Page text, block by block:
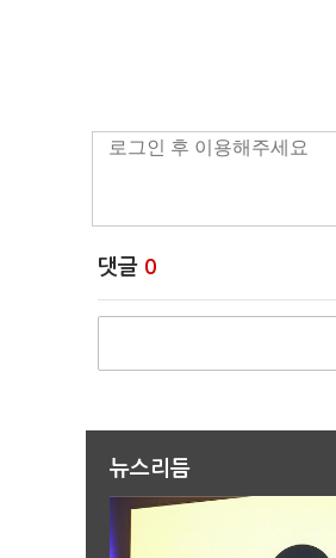
댓글 0
뉴스리듬